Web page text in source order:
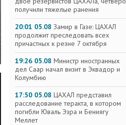
получили тяжелые ранения
20:01 05.08 Замир в Газе: ЦАХАЛ
продолжит преследовать всех
причастных к резне 7 октября
19:26 05.08 Министр иностранных
дел Саар начал визит в Эквадор и
Колумбию
17:50 05.08 ЦАХАЛ представил
расследование теракта, в котором
погибли Юваль Эзра и Бениягу
Меллет